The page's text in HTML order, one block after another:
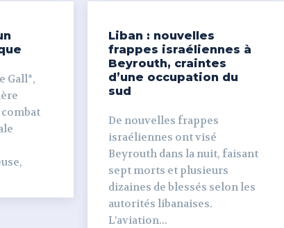
Gall*,
Liban : nouvelles
frappes israéliennes à
Beyrouth, craintes
d’une occupation du
sud
De nouvelles frappes
israéliennes ont visé
Beyrouth dans la nuit, faisant
sept morts et plusieurs
dizaines de blessés selon les
autorités libanaises.
L’aviation...